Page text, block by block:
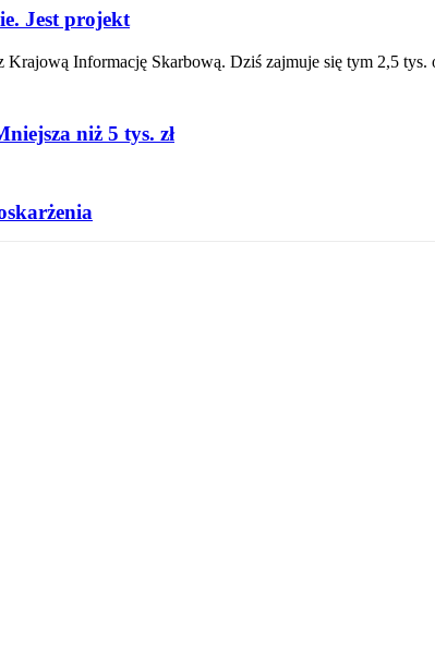
Jest projekt
Informację Skarbową. Dziś zajmuje się tym 2,5 tys.
niż 5 tys. zł